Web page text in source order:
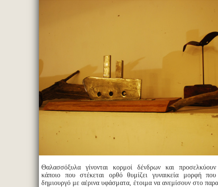
Θαλασσόξυλα γίνονται κορμοί δένδρων και
κάποιο που στέκεται ορθό θυμίζει γυναικεία μορφή
δημιουργό με αέρινα υφάσματα, έτοιμα να ανεμίσουν στο